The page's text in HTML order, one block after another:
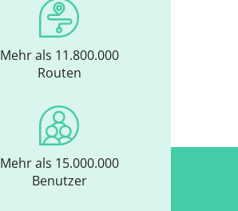
Mehr als 11.800.000
Routen
Mehr als 15.000.000
Benutzer